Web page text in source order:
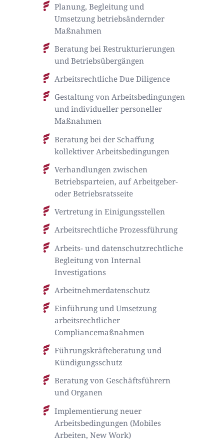
Planung, Begleitung und
Umsetzung betriebsändernder
Maßnahmen
Beratung bei Restrukturierungen
und Betriebsübergängen
Arbeitsrechtliche Due Diligence
Gestaltung von Arbeitsbedingungen
und individueller personeller
Maßnahmen
Beratung bei der Schaffung
kollektiver Arbeitsbedingungen
Verhandlungen zwischen
Betriebsparteien, auf Arbeitgeber-
oder Betriebsratsseite
Vertretung in Einigungsstellen
Arbeitsrechtliche Prozessführung
Arbeits- und datenschutzrechtliche
Begleitung von Internal
Investigations
Arbeitnehmerdatenschutz
Einführung und Umsetzung
arbeitsrechtlicher
Compliancemaßnahmen
Führungskräfteberatung und
Kündigungsschutz
Beratung von Geschäftsführern
und Organen
Implementierung neuer
Arbeitsbedingungen (Mobiles
Arbeiten, New Work)